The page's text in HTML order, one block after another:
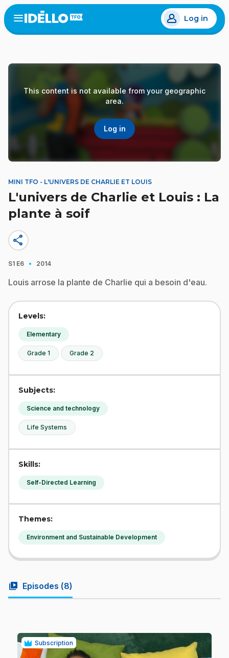
Skip
to
main
Open
menu
Log in
This content is not available from your geographic
area.
Log in
MINI TFO - L'UNIVERS DE CHARLIE ET LOUIS
L'univers de Charlie et Louis : La
plante à soif
share
S1 E6 · 2014
Louis arrose la plante de Charlie qui a besoin d'eau.
Levels:
Elementary
Grade 1 Grade 2
Subjects:
Science and technology
Life Systems
Skills:
Self-Directed Learning
Themes:
Environment and Sustainable Development
video_library Episodes (8)
Subscription